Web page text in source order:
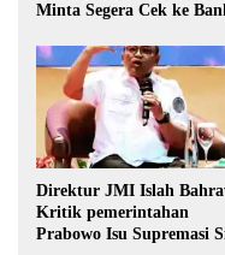
Minta Segera Cek ke
Direktur JMI Islah
Kritik pemerintahan
Prabowo Isu Supremasi